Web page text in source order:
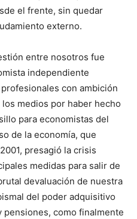
el frente, sin quedar
externo.
entre nosotros fue
independiente
con ambición
medios por haber hecho
para economistas del
de la economía, que
presagió la crisis
medidas para salir de
devaluación de nuestra
del poder adquisitivo
como finalmente